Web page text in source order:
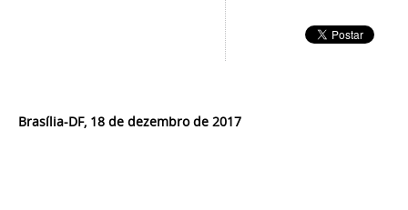
Brasília-DF, 18 de dezembro de 2017